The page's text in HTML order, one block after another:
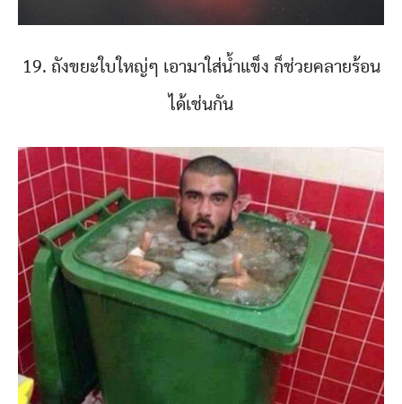
19. ถังขยะใบใหญ่ๆ เอามาใส่น้ำแข็ง ก็ช่วยคลายร้อน
ได้เช่นกัน